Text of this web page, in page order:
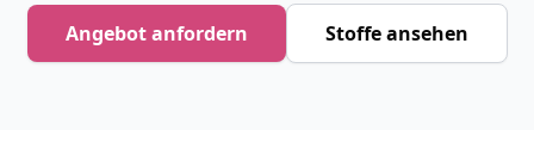
Angebot anfordern Stoffe ansehen